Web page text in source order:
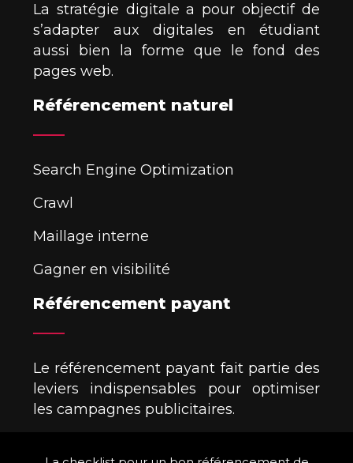
La stratégie digitale a pour objectif de
s’adapter aux digitales en étudiant
aussi bien la forme que le fond des
pages web.
Référencement naturel
Search Engine Optimization
Crawl
Maillage interne
Gagner en visibilité
Référencement payant
Le référencement payant fait partie des
leviers indispensables pour optimiser
les campagnes publicitaires.